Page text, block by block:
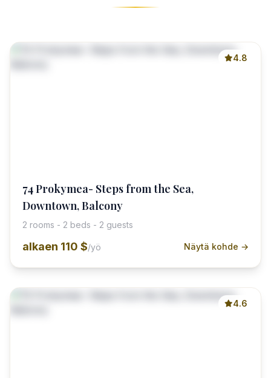
4.8
74 Prokymea- Steps from the Sea,
Downtown, Balcony
2 rooms - 2 beds - 2 guests
alkaen 110 $/yö Näytä kohde →
4.6